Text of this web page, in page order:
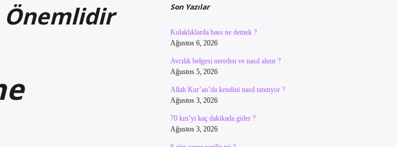
Önemlidir Son Yazılar
Kulaklıklarda bass ne demek ?
Ağustos 6, 2026
Avcılık belgesi nereden ve nasıl alınır ?
Ağustos 5, 2026
Allah Kur’an’da kendini nasıl tanıtıyor ?
Ağustos 3, 2026
70 km’yi kaç dakikada gider ?
Ağustos 3, 2026